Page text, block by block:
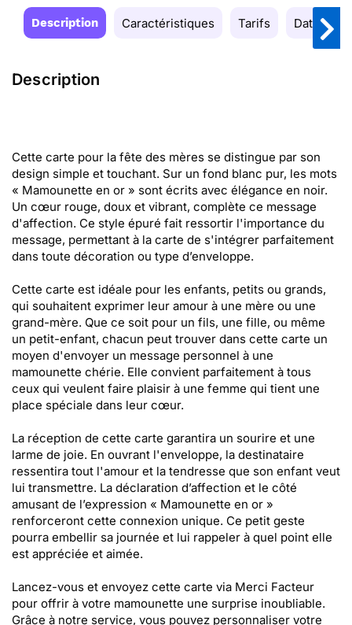
Description Caractéristiques Tarifs Date de
Description
Cette carte pour la fête des mères se distingue par son
design simple et touchant. Sur un fond blanc pur, les mots
« Mamounette en or » sont écrits avec élégance en noir.
Un cœur rouge, doux et vibrant, complète ce message
d'affection. Ce style épuré fait ressortir l'importance du
message, permettant à la carte de s'intégrer parfaitement
dans toute décoration ou type d’enveloppe.
Cette carte est idéale pour les enfants, petits ou grands,
qui souhaitent exprimer leur amour à une mère ou une
grand-mère. Que ce soit pour un fils, une fille, ou même
un petit-enfant, chacun peut trouver dans cette carte un
moyen d'envoyer un message personnel à une
mamounette chérie. Elle convient parfaitement à tous
ceux qui veulent faire plaisir à une femme qui tient une
place spéciale dans leur cœur.
La réception de cette carte garantira un sourire et une
larme de joie. En ouvrant l'enveloppe, la destinataire
ressentira tout l'amour et la tendresse que son enfant veut
lui transmettre. La déclaration d’affection et le côté
amusant de l’expression « Mamounette en or »
renforceront cette connexion unique. Ce petit geste
pourra embellir sa journée et lui rappeler à quel point elle
est appréciée et aimée.
Lancez-vous et envoyez cette carte via Merci Facteur
pour offrir à votre mamounette une surprise inoubliable.
Grâce à notre service, vous pouvez personnaliser votre